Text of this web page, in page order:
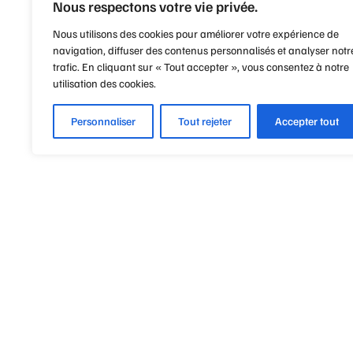
Nous respectons votre vie privée.
Nous utilisons des cookies pour améliorer votre expérience de
navigation, diffuser des contenus personnalisés et analyser
trafic. En cliquant sur « Tout accepter », vous consentez à notre
utilisation des cookies.
Personnaliser Tout rejeter Accepter tout